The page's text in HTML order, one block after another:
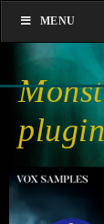
MENU